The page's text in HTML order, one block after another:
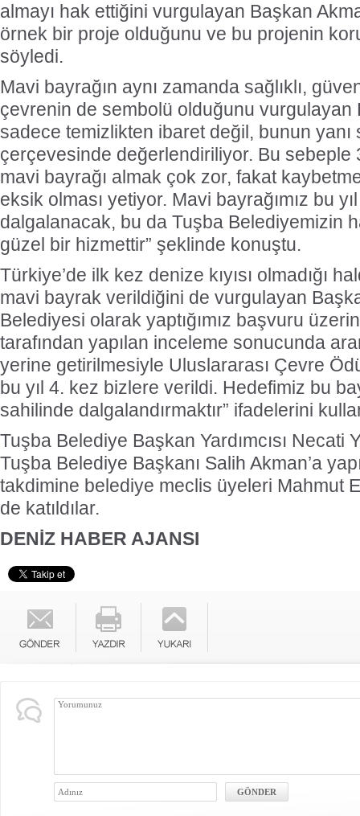
almayı hak ettiğini vurgulayan Başkan
örnek bir proje olduğunu ve bu projenin
söyledi.
Mavi bayrağın aynı zamanda sağlıklı,
çevrenin de sembolü olduğunu vurgulayan
sadece temizlikten ibaret değil, bunun yanı
çerçevesinde değerlendiriliyor. Bu sebeple
mavi bayrağı almak çok zor, fakat
eksik olması yetiyor. Mavi bayrağımız bu
dalgalanacak, bu da Tuşba Belediyemizin
güzel bir hizmettir” şeklinde konuştu.
Türkiye’de ilk kez denize kıyısı olmadığı
mavi bayrak verildiğini de vurgulayan
Belediyesi olarak yaptığımız başvuru
tarafından yapılan inceleme sonucunda
yerine getirilmesiyle Uluslararası Çevre
bu yıl 4. kez bizlere verildi. Hedefimiz bu
sahilinde dalgalandırmaktır” ifadelerini
Tuşba Belediye Başkan Yardımcısı Necati
Tuşba Belediye Başkanı Salih Akman’a
takdimine belediye meclis üyeleri Mahmut
de katıldılar.
DENİZ HABER AJANSI